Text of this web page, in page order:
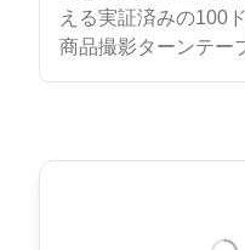
える実証済みの100
商品撮影ターンテー